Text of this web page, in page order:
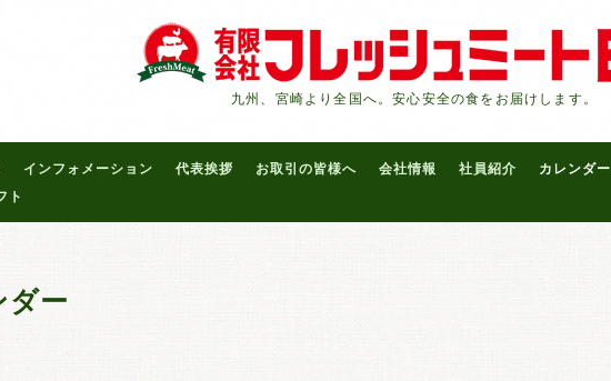
九州、宮崎より全国へ。安心安全の食をお届けします。
インフォメーション 代表挨拶 お取引の皆様へ 会社情報 社員紹介 カレンダー
ト
ダー